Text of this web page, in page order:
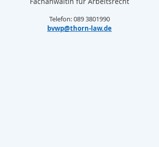
Telefon: 089 3801990
bvwp@thorn-law.de